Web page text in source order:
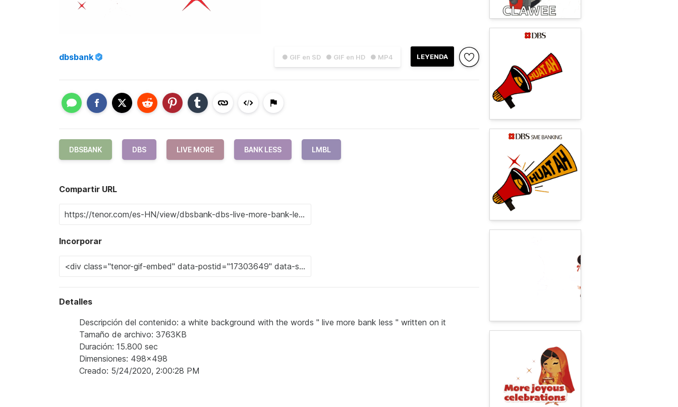
● GIF en SD ● GIF en HD ● MP4 LEYENDA
dbsbank
DBSBANK DBS LIVE MORE BANK LESS LMBL
Compartir URL
Incorporar
Detalles
Descripción del contenido: a white background with the words " live more bank less " written on it
Tamaño de archivo: 3763KB
Duración: 15.800 sec
Dimensiones: 498x498
Creado: 5/24/2020, 2:00:28 PM